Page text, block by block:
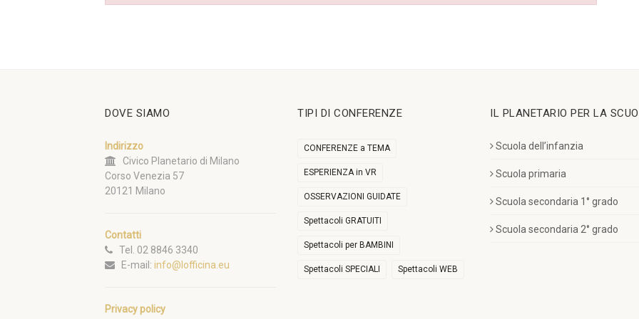
DOVE SIAMO
Indirizzo
Civico Planetario di Milano
Corso Venezia 57
20121 Milano
Contatti
Tel. 02 8846 3340
E-mail: info@lofficina.eu
Privacy policy
TIPI DI CONFERENZE
CONFERENZE a TEMA
ESPERIENZA in VR
OSSERVAZIONI GUIDATE
Spettacoli GRATUITI
Spettacoli per BAMBINI
Spettacoli SPECIALI Spettacoli WEB
IL PLANETARIO PER LA
Scuola dell’infanzia
Scuola primaria
Scuola secondaria 1° grado
Scuola secondaria 2° grado